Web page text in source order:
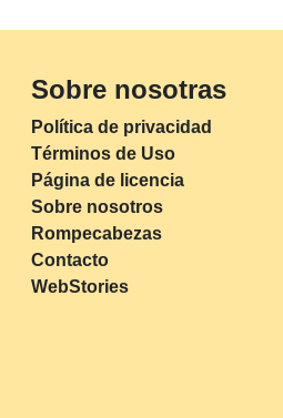
Sobre nosotras
Política de privacidad
Términos de Uso
Página de licencia
Sobre nosotros
Rompecabezas
Contacto
WebStories